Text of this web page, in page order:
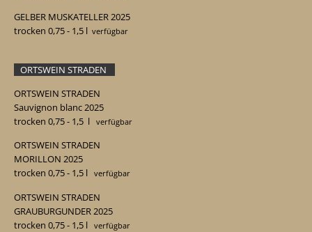
GELBER MUSKATELLER 2025
trocken 0,75 - 1,5 l verfügbar
ORTSWEIN STRADEN
ORTSWEIN STRADEN
Sauvignon blanc 2025
trocken 0,75 - 1,5 l verfügbar
ORTSWEIN STRADEN
MORILLON 2025
trocken 0,75 - 1,5 l verfügbar
ORTSWEIN STRADEN
GRAUBURGUNDER 2025
trocken 0,75 - 1,5 l verfügbar